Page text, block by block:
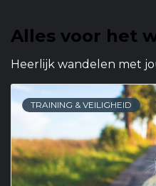
Alles voor het
Heerlijk wandelen met
TRAINING & VEILIGHEID